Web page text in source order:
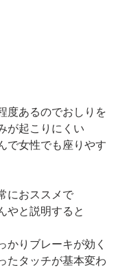
度あるのでおしりを
が起こりにくい
で女性でも座りやす
におススメで
やと説明すると
かりブレーキが効く
たタッチが基本変わ